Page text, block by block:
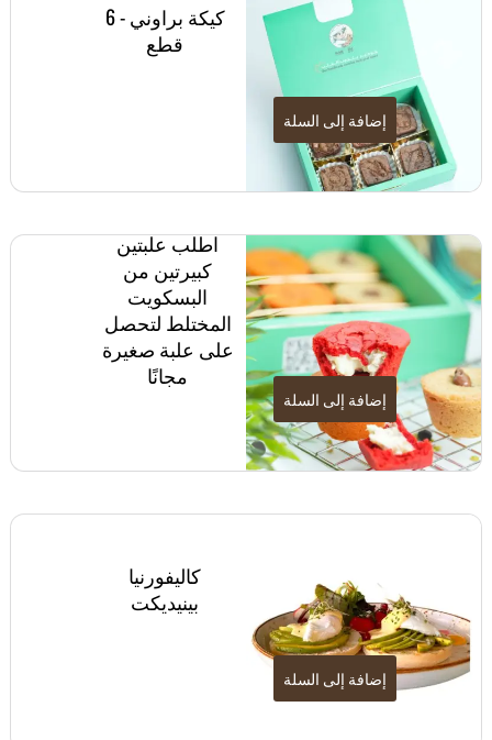
كيكة براوني - 6
قطع
إضافة إلى السلة
اطلب علبتين
كبيرتين من
البسكويت
المختلط لتحصل
على علبة صغيرة
مجانًا
إضافة إلى السلة
كاليفورنيا
بينيديكت
إضافة إلى السلة